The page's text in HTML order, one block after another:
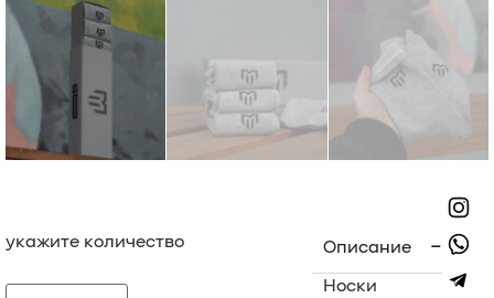
укажите количество Описание
Носки